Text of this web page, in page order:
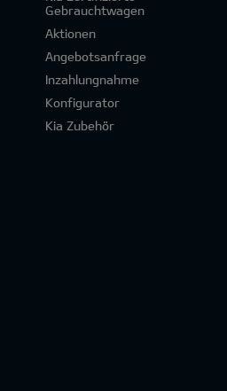
Gebrauchtwagen
Aktionen
Angebotsanfrage
Inzahlungnahme
Konfigurator
Kia Zubehör